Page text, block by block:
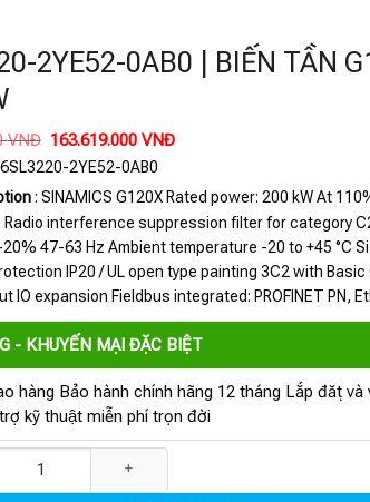
2YE52-0AB0 | BIẾN TẦN
VNĐ Giá
gốc
là:
272.699.000 VNĐ.
163.619.000VNĐGiá
là:
163.619.000 VNĐ.
2YE52-0AB0
: SINAMICS G120X Rated power: 200 kW At
Radio interference suppression filter for category
20% 47-63 Hz Ambient temperature -20 to +45 °C
IP20 / UL open type painting 3C2 with
IO expansion Fieldbus integrated: PROFINET PN,
- KHUYẾN MẠI ĐẶC BIỆT
hàng Bảo hành chính hãng 12 tháng Lắp đặt và
kỹ thuật miễn phí trọn đời